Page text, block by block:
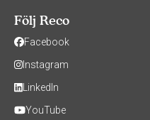
Följ Reco
Facebook
Instagram
LinkedIn
YouTube